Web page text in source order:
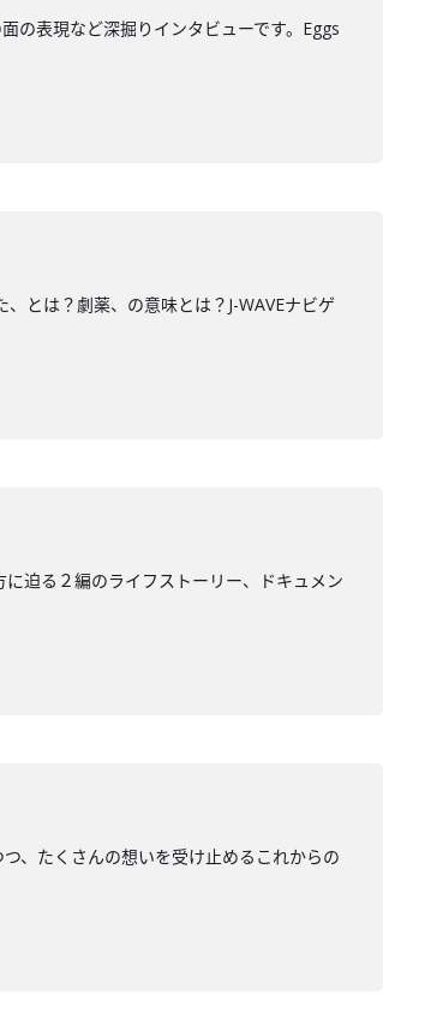
の表現など深掘りインタビューです。Eggs
とは？劇薬、の意味とは？J-WAVEナビゲ
迫る２編のライフストーリー、ドキュメン
、たくさんの想いを受け止めるこれからの